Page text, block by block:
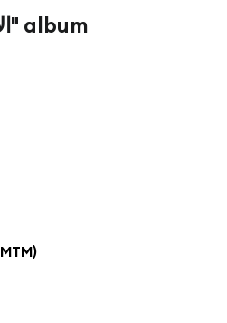
More from "الألبوم" album
كائن فضائى (مع MTM)